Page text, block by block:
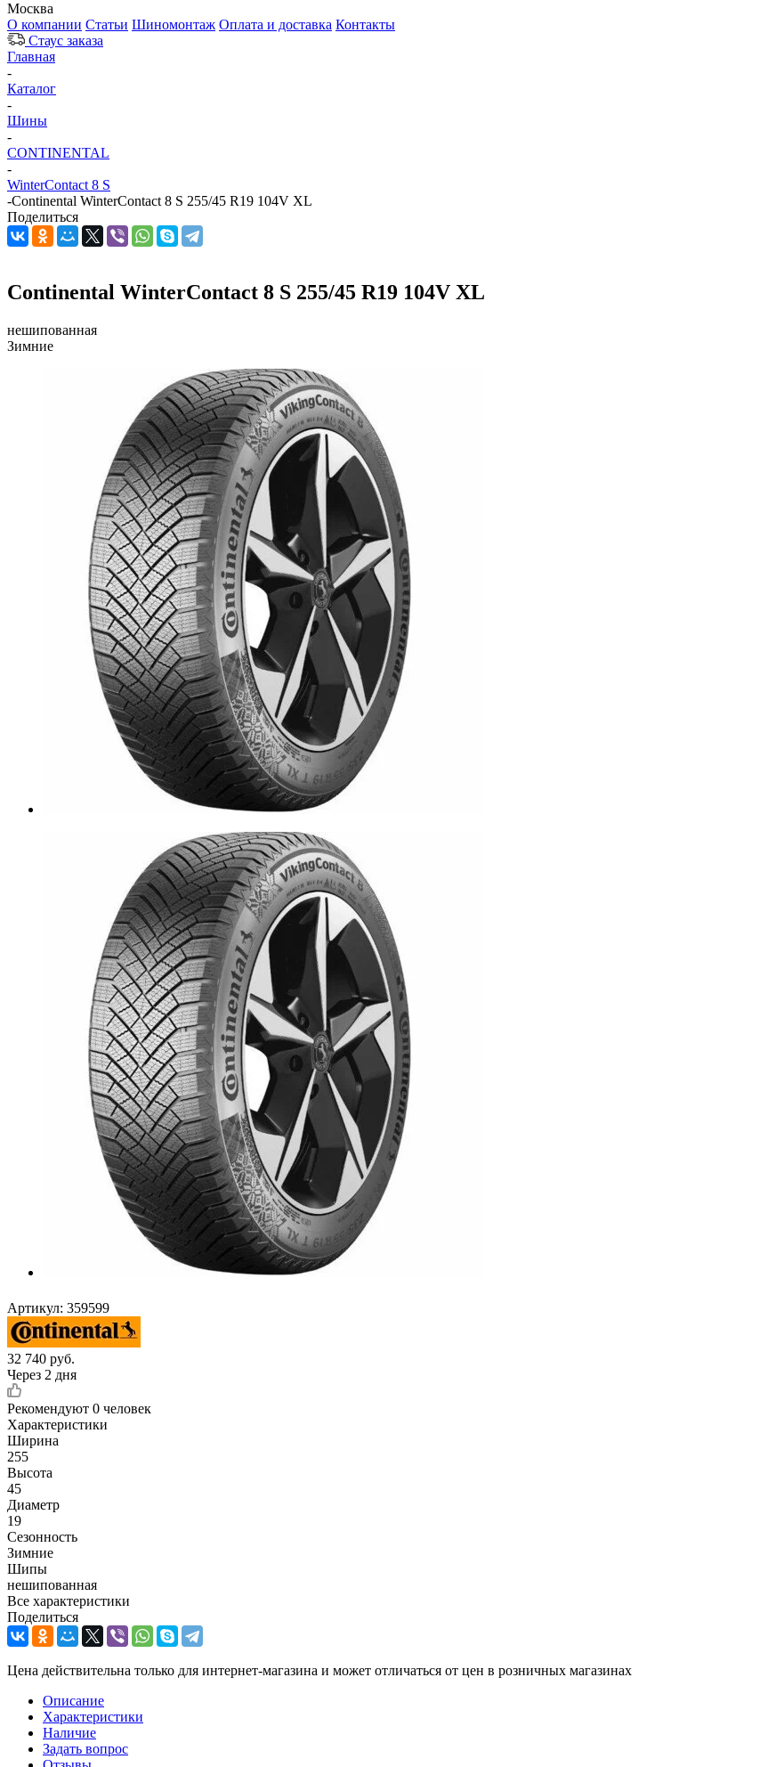
Москва
О компании Статьи Шиномонтаж Оплата и доставка Контакты
Стаус заказа
Главная
-
Каталог
-
Шины
-
CONTINENTAL
-
WinterContact 8 S
-Continental WinterContact 8 S 255/45 R19 104V XL
Поделиться
Continental WinterContact 8 S 255/45 R19 104V XL
нешипованная
Зимние
Артикул: 359599
32 740 руб.
Через 2 дня
Рекомендуют 0 человек
Характеристики
Ширина
255
Высота
45
Диаметр
19
Сезонность
Зимние
Шипы
нешипованная
Все характеристики
Поделиться
Цена действительна только для интернет-магазина и может отличаться от цен в розничных магазинах
Описание
Характеристики
Наличие
Задать вопрос